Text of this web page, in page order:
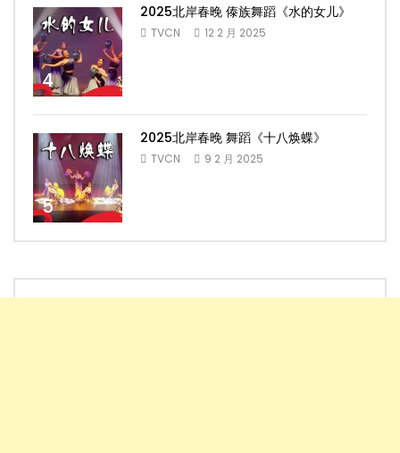
4
2025北岸春晚 傣族舞蹈《水的女儿》
TVCN 12 2 月 2025
5
2025北岸春晚 舞蹈《十八焕蝶》
TVCN 9 2 月 2025